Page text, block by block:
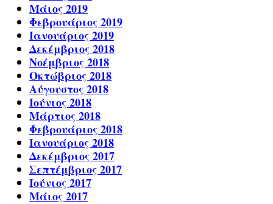
Μάιος 2019
Φεβρουάριος 2019
Ιανουάριος 2019
Δεκέμβριος 2018
Νοέμβριος 2018
Οκτώβριος 2018
Αύγουστος 2018
Ιούνιος 2018
Μάρτιος 2018
Φεβρουάριος 2018
Ιανουάριος 2018
Δεκέμβριος 2017
Σεπτέμβριος 2017
Ιούνιος 2017
Μάιος 2017